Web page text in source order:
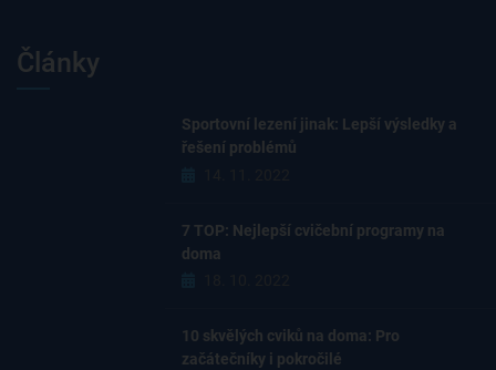
Články
Sportovní lezení jinak: Lepší výsledky a
řešení problémů
7 TOP: Nejlepší cvičební programy na
doma
10 skvělých cviků na doma: Pro
začátečníky i pokročilé